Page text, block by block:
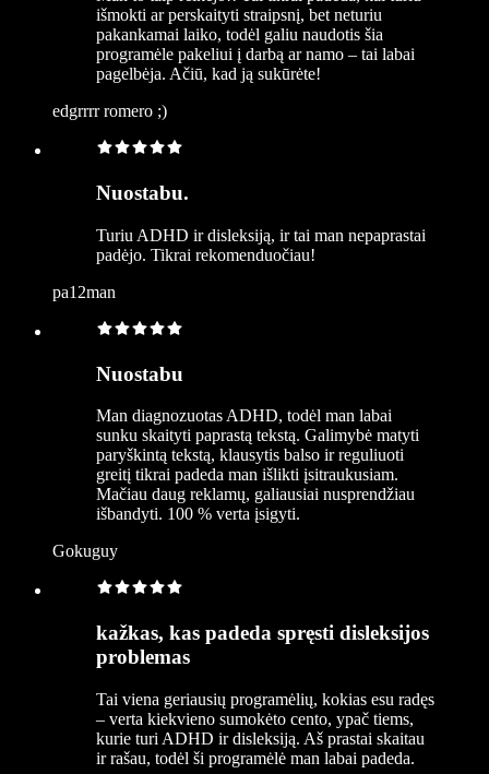
išmokti ar perskaityti straipsnį, bet neturiu
pakankamai laiko, todėl galiu naudotis šia
programėle pakeliui į darbą ar namo – tai labai
pagelbėja. Ačiū, kad ją sukūrėte!
edgrrrr romero ;)
Nuostabu.
Turiu ADHD ir disleksiją, ir tai man nepaprastai
padėjo. Tikrai rekomenduočiau!
pa12man
Nuostabu
Man diagnozuotas ADHD, todėl man labai
sunku skaityti paprastą tekstą. Galimybė matyti
paryškintą tekstą, klausytis balso ir reguliuoti
greitį tikrai padeda man išlikti įsitraukusiam.
Mačiau daug reklamų, galiausiai nusprendžiau
išbandyti. 100 % verta įsigyti.
Gokuguy
kažkas, kas padeda spręsti disleksijos
problemas
Tai viena geriausių programėlių, kokias esu radęs
– verta kiekvieno sumokėto cento, ypač tiems,
kurie turi ADHD ir disleksiją. Aš prastai skaitau
ir rašau, todėl ši programėlė man labai padeda.